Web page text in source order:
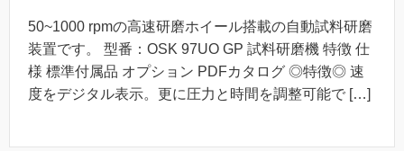
50~1000 rpmの高速研磨ホイール搭載の自動試料研磨
装置です。 型番：OSK 97UO GP 試料研磨機 特徴 仕
様 標準付属品 オプション PDFカタログ ◎特徴◎ 速
度をデジタル表示。更に圧力と時間を調整可能で […]